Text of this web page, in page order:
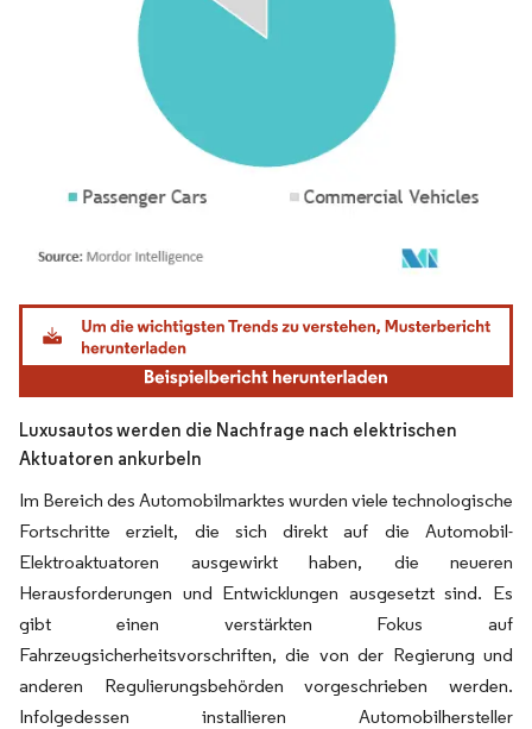
Bild © Mordor Intelligence. Wiederverwendung erfordert Namensnennung gemäß
Luxusautos werden die Nachfrage nach elektrischen
Aktuatoren ankurbeln
Im Bereich des Automobilmarktes wurden viele technologische
Fortschritte erzielt, die sich direkt auf die Automobil-
Elektroaktuatoren ausgewirkt haben, die neueren
Herausforderungen und Entwicklungen ausgesetzt sind. Es
gibt einen verstärkten Fokus auf
Fahrzeugsicherheitsvorschriften, die von der Regierung und
anderen Regulierungsbehörden vorgeschrieben werden.
Infolgedessen installieren Automobilhersteller